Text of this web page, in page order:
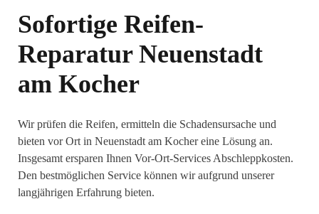
Sofortige Reifen-
Reparatur Neuenstadt
am Kocher
Wir prüfen die Reifen, ermitteln die Schadensursache und
bieten vor Ort in Neuenstadt am Kocher eine Lösung an.
Insgesamt ersparen Ihnen Vor-Ort-Services Abschleppkosten.
Den bestmöglichen Service können wir aufgrund unserer
langjährigen Erfahrung bieten.